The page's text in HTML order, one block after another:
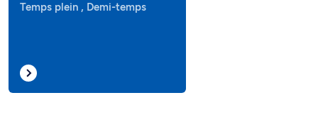
Temps plein , Demi-temps